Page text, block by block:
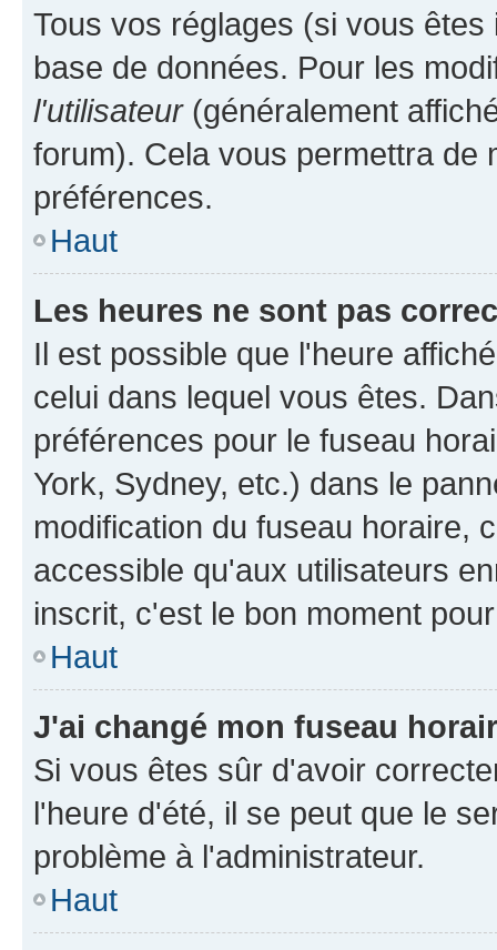
Tous vos réglages (si vous
base de données. Pour les
l'utilisateur(généralement
forum). Cela vous permettra de
préférences.
Haut
Les heures ne sont pas
Il est possible que l'heure
celui dans lequel vous êtes.
préférences pour le fuseau
York, Sydney, etc.) dans le
modification du fuseau horaire,
accessible qu'aux utilisateurs
inscrit, c'est le bon moment
Haut
J'ai changé mon fuseau
Si vous êtes sûr d'avoir
l'heure d'été, il se peut que le
problème à l'administrateur.
Haut